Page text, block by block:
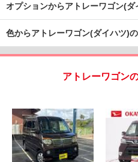
オプションからアトレーワゴン(
色からアトレーワゴン(ダイハツ)
アトレーワゴン